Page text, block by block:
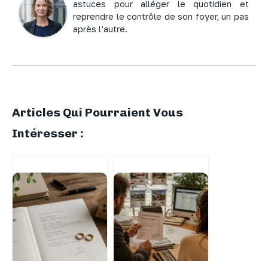
astuces pour alléger le quotidien et
reprendre le contrôle de son foyer, un pas
après l’autre.
Articles Qui Pourraient Vous
Intéresser :